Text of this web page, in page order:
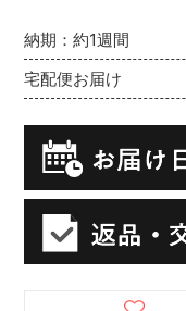
納期：約1週間
宅配便お届け